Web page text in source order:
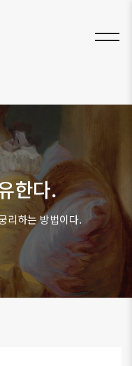
한다.
리하는 방법이다.